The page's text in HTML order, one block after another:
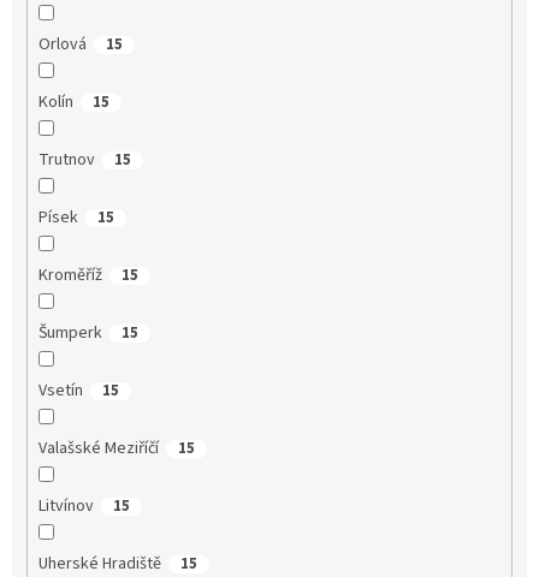
Orlová 15
Kolín 15
Trutnov 15
Písek 15
Kroměříž 15
Šumperk 15
Vsetín 15
Valašské Meziříčí 15
Litvínov 15
Uherské Hradiště 15